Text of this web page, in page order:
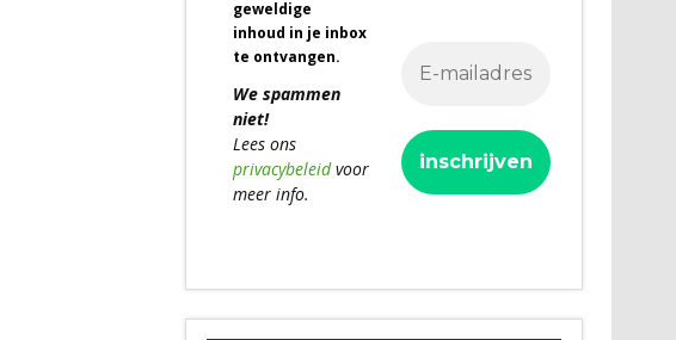
geweldige
inhoud in je inbox
te ontvangen.
We spammen
niet!
Lees ons
privacybeleidvoor
meer info.